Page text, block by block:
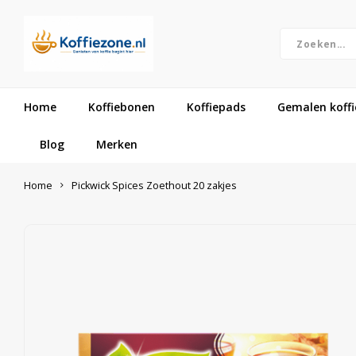
Home Koffiebonen Koffiepads Gemalen
Blog Merken
Home Pickwick Spices Zoethout 20 zakjes